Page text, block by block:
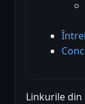
Linkurile